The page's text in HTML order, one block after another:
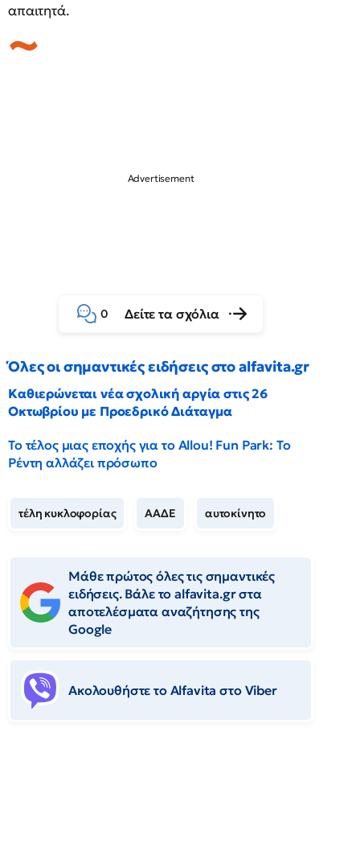
απαιτητά.
0 Δείτε τα σχόλια
Όλες οι σημαντικές ειδήσεις στο alfavita.gr
Καθιερώνεται νέα σχολική αργία στις 26
Οκτωβρίου με Προεδρικό Διάταγμα
Το τέλος μιας εποχής για το Allou! Fun Park: Το
Ρέντη αλλάζει πρόσωπο
τέλη κυκλοφορίας ΑΑΔΕ αυτοκίνητο
Μάθε πρώτος όλες τις σημαντικές
ειδήσεις. Βάλε το alfavita.gr στα
αποτελέσματα αναζήτησης της
Google
Ακολουθήστε το Αlfavita στο Viber